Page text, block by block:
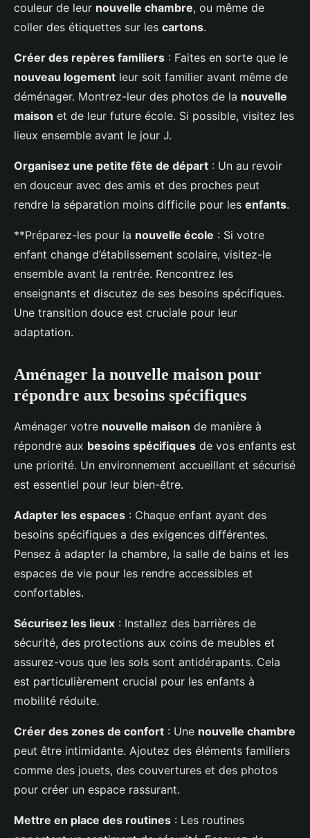
couleur de leur nouvelle chambre, ou même de
coller des étiquettes sur les cartons.
Créer des repères familiers : Faites en sorte que le
nouveau logement leur soit familier avant même de
déménager. Montrez-leur des photos de la nouvelle
maison et de leur future école. Si possible, visitez les
lieux ensemble avant le jour J.
Organisez une petite fête de départ : Un au revoir
en douceur avec des amis et des proches peut
rendre la séparation moins difficile pour les enfants.
**Préparez-les pour la nouvelle école : Si votre
enfant change d’établissement scolaire, visitez-le
ensemble avant la rentrée. Rencontrez les
enseignants et discutez de ses besoins spécifiques.
Une transition douce est cruciale pour leur
adaptation.
Aménager la nouvelle maison pour
répondre aux besoins spécifiques
Aménager votre nouvelle maison de manière à
répondre aux besoins spécifiques de vos enfants est
une priorité. Un environnement accueillant et sécurisé
est essentiel pour leur bien-être.
Adapter les espaces : Chaque enfant ayant des
besoins spécifiques a des exigences différentes.
Pensez à adapter la chambre, la salle de bains et les
espaces de vie pour les rendre accessibles et
confortables.
Sécurisez les lieux : Installez des barrières de
sécurité, des protections aux coins de meubles et
assurez-vous que les sols sont antidérapants. Cela
est particulièrement crucial pour les enfants à
mobilité réduite.
Créer des zones de confort : Une nouvelle chambre
peut être intimidante. Ajoutez des éléments familiers
comme des jouets, des couvertures et des photos
pour créer un espace rassurant.
Mettre en place des routines : Les routines